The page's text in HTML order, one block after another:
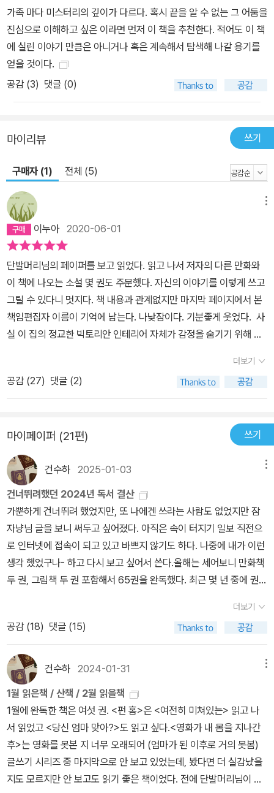
가족 마다 미스터리의 깊이가 다르다. 혹시 끝을 알 수 없는 그 어둠을
진심으로 이해하고 싶은 이라면 먼저 이 책을 추천한다. 적어도 이 책
에 실린 이야기 만큼은 아니거나 혹은 계속해서 탐색해 나갈 용기를
얻을 것이다.
공감 (3) 댓글 (0)
마이리뷰 쓰기
구매자 (1) 전체 (5)
이누아2020-06-01
단발머리님의 페이퍼를 보고 읽었다. 읽고 나서 저자의 다른 만화와
이 책에 나오는 소설 몇 권도 주문했다. 자신의 이야기를 이렇게 쓰고
그릴 수 있다니 멋지다. 책 내용과 관계없지만 마지막 페이지에서 본
책임편집자 이름이 기억에 남는다. 나낮잠이다. 기분좋게 웃었다. 사
실 이 집의 정교한 빅토리안 인테리어 자체가 감정을 숨기기 위해 설
죽음‘이었다. 아버지는 여기에 묻혀 있어. 나는 스스로에게 타일렀다.
이젠 영영 진흙 속에 갇힌 거야.- P60프루스트가 소설 전체에 걸쳐
장치한 메타포가 있다. 화자의 가족이 산책할 때 갈 수 있는 두 갈래의
인 것을 상징하는 듯 보인다. 부르주아 대 귀족, 동성애 대 이성애, 도
시 대 시골, 에로스 대 예술, 은밀함 대 공공연함. 한데 작가는 소설 말
미에서 두 갈래 길이 실제로는 하나로 모아지는 것을 밝혀낸다. 길은
처음부터 크고 넓은 ‘횡단선의 연결망‘으로 이어져 있었던 것이다. -
P108또 다른 사진에선 스물 두 살의 아버지가 방수포를 깐 학생회관
옥상에서 일광욕을 즐겼다. 사진 찍어 준 남자는 아버지의 애인이었
을까? 내 스물한 번째 생일날 건물 비상구 앞에서 폴라로이드 사진을
찍어 준 여자가 내 애인이었던 것처럼? 건물 외부라는 배경, 가슴 저
미는 미소, 구부린 손목, 심지어 얼굴에 드리운 그늘 각도까지. 아빠와
없어요! 아버진 조울증 걸린 벽장 게이고요, 요 지긋지긋한 마을을 일
분일초도 더 참을 수 없어서 자살한 거라고요!- P131또 하나, 내 상상
이 그야말로 막다른 골목에 다다르게 된다. 만약 우리 아버지가 젊은
시절 ‘벽장‘ 밖으로 나왔다면, 그래서 어머니와 결혼하지 않았다면...
나는 어디에 있게 될까?- P203크리스마스는 집에서 보냈다. 아버지
가 <율리시스> 소식에 반색해서 나는 조금 짜증이 났다. 그래도 아버
지 관심을 받는 건 반가웠다. 간접적인 관심이라곤 해도 그리웠던 것
이다. 나도. - P210
더보기
공감 (27) 댓글 (2)
마이페이퍼 (21편) 쓰기
건수하 2025-01-03
건너뛰려했던 2024년 독서 결산
가뿐하게 건너뛰려 했었지만, 또 나에겐 쓰라는 사람도 없었지만 잠
자냥님 글을 보니 써두고 싶어졌다. 아직은 속이 터지기 일보 직전으
로 인터넷에 접속이 되고 있고 바쁘지 않기도 하다. 나중에 내가 이런
생각 했었구나- 하고 다시 보고 싶어서 쓴다.올해는 세어보니 만화책
두 권, 그림책 두 권 포함해서 65권을 완독했다. 최근 몇 년 중에 권수
도 풀어야했고 -.- 필사하는 데도 시간을 많이 썼다. 기억에 남는 책들
은 이렇다. 1. 여성주의 관련 책 <나는 당신들의 아랫사람이 아닙니
다> 가부장제 하에서 현실을 조금 개선해보고자 하는 시도와 노력을
공유한 책. 한국에서 40년 이상 살아온지라 가족 간 서열에 대해 당
연하게 생각하고 있었는지 저자가 하고자 하는 일이 좀 무리라고 느
껴지는 지점이 있어 나의 관성적인 태도를 반성하게 됐고, 기존 제도
안에서 뭔가를 바꾼다는게 얼마나 어려운가를 간접체험하게 됐다. <
난민과 여성혐오>난민 문제에 대해 깊은 고민 없이 정치적 올바름에
안주해 왔음을 깨닫게 해준 책. 작가의 어조가 좀 불편하긴 했지만. <
다시 페미니즘의 도전>1년 전 읽고 1년만에 다시 읽었더니 희진샘이
무슨 말을 하려는 건지 훨씬 잘 보여서 조금 놀랐다. 나의 발전이라기
더보기
공감 (18) 댓글 (15)
건수하 2024-01-31
1월 읽은책 / 산책 / 2월 읽을책
1월에 완독한 책은 여섯 권. <펀 홈>은 <여전히 미쳐있는> 읽고 나
서 읽었고 <당신 엄마 맞아?>도 읽고 싶다.<영화가 내 몸을 지나간
후>는 영화를 못본 지 너무 오래되어 (엄마가 된 이후로 거의 못봄)
글쓰기 시리즈 중 마지막으로 안 보고 있었는데, 봤다면 더 실감났을
지도 모르지만 안 보고도 읽기 좋은 책이었다. 전에 단발머리님이 주